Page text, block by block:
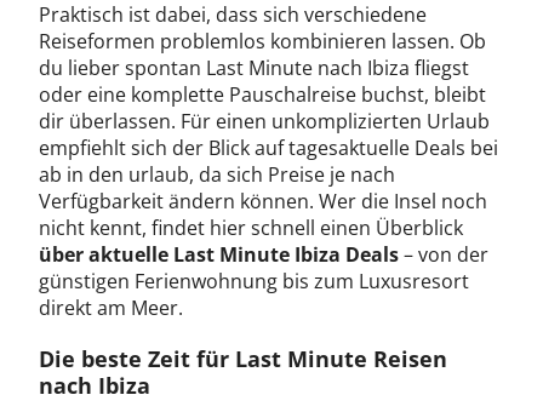
Praktisch ist dabei, dass sich verschiedene
Reiseformen problemlos kombinieren lassen. Ob
du lieber spontan Last Minute nach Ibiza fliegst
oder eine komplette Pauschalreise buchst, bleibt
dir überlassen. Für einen unkomplizierten Urlaub
empfiehlt sich der Blick auf tagesaktuelle Deals bei
ab in den urlaub, da sich Preise je nach
Verfügbarkeit ändern können. Wer die Insel noch
nicht kennt, findet hier schnell einen Überblick
über aktuelle Last Minute Ibiza Deals– von der
günstigen Ferienwohnung bis zum Luxusresort
direkt am Meer.
Die beste Zeit für Last Minute Reisen
nach Ibiza